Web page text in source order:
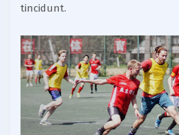
tincidunt.